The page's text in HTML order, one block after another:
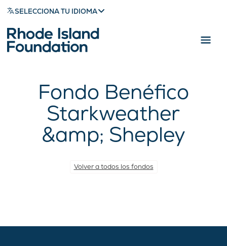
SELECCIONA TU IDIOMA
Fondo Benéfico
Starkweather
&amp; Shepley
Volver a todos los fondos